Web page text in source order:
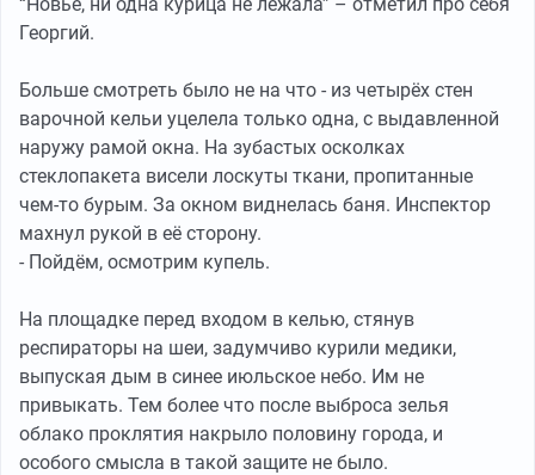
Георгий.
Больше смотреть было не на что - из четырёх стен
варочной кельи уцелела только одна, с выдавленной
наружу рамой окна. На зубастых осколках
стеклопакета висели лоскуты ткани, пропитанные
чем-то бурым. За окном виднелась баня. Инспектор
махнул рукой в её сторону.
- Пойдём, осмотрим купель.
На площадке перед входом в келью, стянув
респираторы на шеи, задумчиво курили медики,
выпуская дым в синее июльское небо. Им не
привыкать. Тем более что после выброса зелья
облако проклятия накрыло половину города, и
особого смысла в такой защите не было.